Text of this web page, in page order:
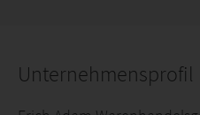
Unternehmensprofil